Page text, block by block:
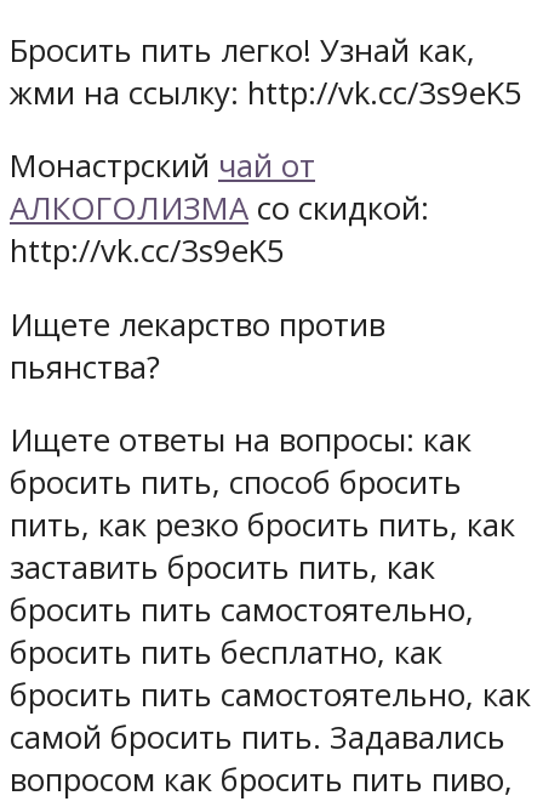
Бросить пить легко! Узнай как,
жми на ссылку: http://vk.cc/3s9eK5
Монастрский чай от
АЛКОГОЛИЗМА со скидкой:
http://vk.cc/3s9eK5
Ищете лекарство против
пьянства?
Ищете ответы на вопросы: как
бросить пить, способ бросить
пить, как резко бросить пить, как
заставить бросить пить, как
бросить пить самостоятельно,
бросить пить бесплатно, как
бросить пить самостоятельно, как
самой бросить пить. Задавались
вопросом как бросить пить пиво,